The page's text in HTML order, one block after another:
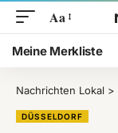
Aa
Meine Merkliste
Nachrichten Lokal >
DÜSSELDORF